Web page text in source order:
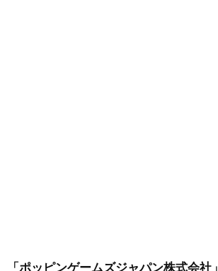
「ポッピンゲームズジャパン株式会社」